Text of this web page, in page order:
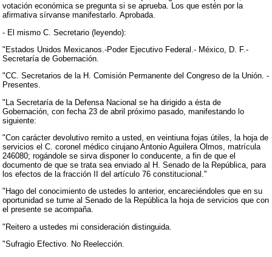
votación económica se pregunta si se aprueba. Los que estén por la
afirmativa sírvanse manifestarlo. Aprobada.
- El mismo C. Secretario (leyendo):
"Estados Unidos Mexicanos.-Poder Ejecutivo Federal.- México, D. F.-
Secretaría de Gobernación.
"CC. Secretarios de la H. Comisión Permanente del Congreso de la Unión. -
Presentes.
"La Secretaría de la Defensa Nacional se ha dirigido a ésta de
Gobernación, con fecha 23 de abril próximo pasado, manifestando lo
siguiente:
"Con carácter devolutivo remito a usted, en veintiuna fojas útiles, la hoja de
servicios el C. coronel médico cirujano Antonio Aguilera Olmos, matrícula
246080; rogándole se sirva disponer lo conducente, a fin de que el
documento de que se trata sea enviado al H. Senado de la República, para
los efectos de la fracción II del artículo 76 constitucional."
"Hago del conocimiento de ustedes lo anterior, encareciéndoles que en su
oportunidad se turne al Senado de la República la hoja de servicios que con
el presente se acompaña.
"Reitero a ustedes mi consideración distinguida.
"Sufragio Efectivo. No Reelección.